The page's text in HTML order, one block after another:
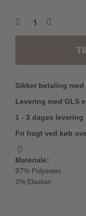
Sikker betaling med
Levering med GLS
1 - 3 dages levering
Fri fragt ved køb
Materiale:
97% Polyester
3% Elastan